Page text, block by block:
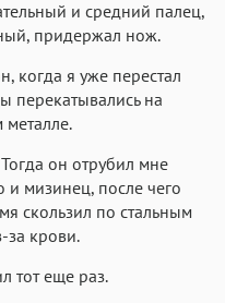
и средний палец,
придержал нож.
когда я уже перестал
перекатывались на
он отрубил мне
мизинец, после чего
скользил по стальным
за крови.
тот еще раз.